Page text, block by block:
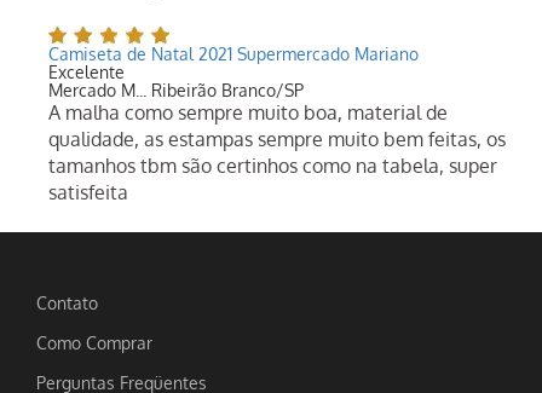
Camiseta de Natal 2021 Supermercado Mariano
Excelente
Mercado M... Ribeirão Branco/SP
A malha como sempre muito boa, material de
qualidade, as estampas sempre muito bem feitas, os
tamanhos tbm são certinhos como na tabela, super
satisfeita
Contato
Como Comprar
Perguntas Freqüentes